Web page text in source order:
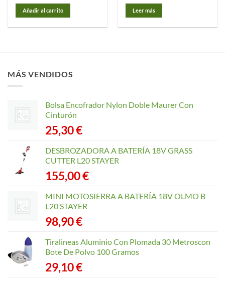
Añadir al carrito Leer más
MÁS VENDIDOS
Bolsa Encofrador Nylon Doble Maurer Con
Cinturón
25,30€
DESBROZADORA A BATERÍA 18V GRASS
CUTTER L20 STAYER
155,00€
MINI MOTOSIERRA A BATERÍA 18V OLMO B
L20 STAYER
98,90€
Tiralineas Aluminio Con Plomada 30 Metroscon
Bote De Polvo 100 Gramos
29,10€